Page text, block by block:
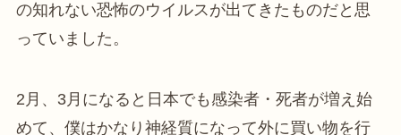
の知れない恐怖のウイルスが出てきたものだと思
っていました。
2月、3月になると日本でも感染者・死者が増え始
めて、僕はかなり神経質になって外に買い物を行